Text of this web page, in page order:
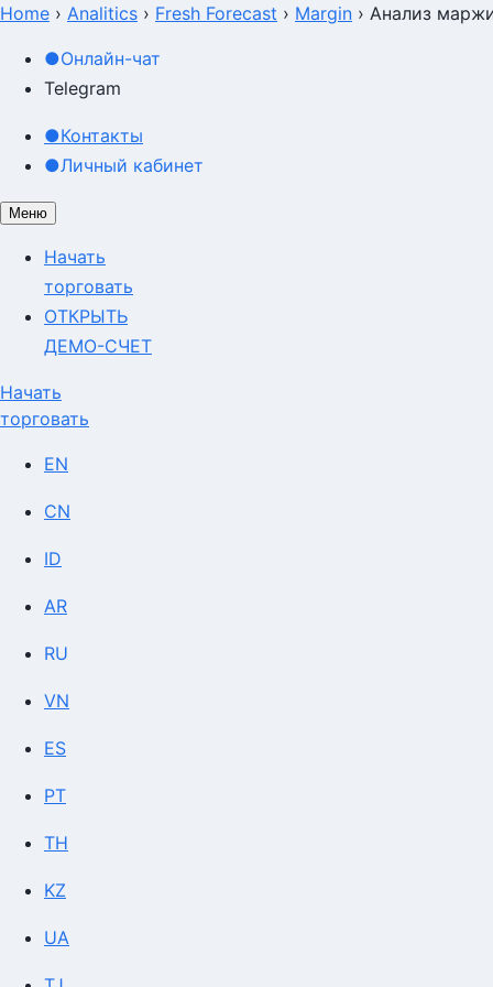
Home › Analitics › Fresh Forecast › Margin › Анализ
●Онлайн-чат
Telegram
●Контакты
●Личный кабинет
Меню
Начать
торговать
ОТКРЫТЬ
ДЕМО-СЧЕТ
Начать
торговать
EN
CN
ID
AR
RU
VN
ES
PT
TH
KZ
UA